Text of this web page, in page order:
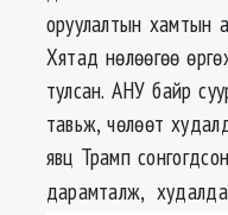
оруулалтын хамтын
Хятад нөлөөгөө
тулсан. АНУ байр
тавьж, чөлөөт
явц Трамп
дарамталж,